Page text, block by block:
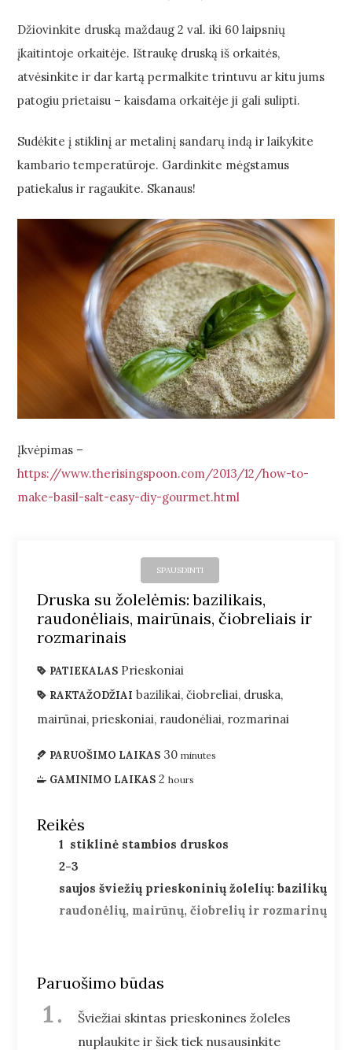
Džiovinkite druską maždaug 2 val. iki 60 laipsnių
įkaitintoje orkaitėje. Ištraukę druską iš orkaitės,
atvėsinkite ir dar kartą permalkite trintuvu ar kitu jums
patogiu prietaisu – kaisdama orkaitėje ji gali sulipti.
Sudėkite į stiklinį ar metalinį sandarų indą ir laikykite
kambario temperatūroje. Gardinkite mėgstamus
patiekalus ir ragaukite. Skanaus!
Įkvėpimas –
https://www.therisingspoon.com/2013/12/how-to-
make-basil-salt-easy-diy-gourmet.html
SPAUSDINTI
Druska su žolelėmis: bazilikais,
raudonėliais, mairūnais, čiobreliais ir
rozmarinais
PATIEKALAS Prieskoniai
RAKTAŽODŽIAI bazilikai, čiobreliai, druska,
mairūnai, prieskoniai, raudonėliai, rozmarinai
PARUOŠIMO LAIKAS 30 minutes
GAMINIMO LAIKAS 2 hours
Reikės
1 stiklinė stambios druskos
2-3
saujos šviežių prieskoninių žolelių: bazilikų
raudonėlių, mairūnų, čiobrelių ir rozmarinų
Paruošimo būdas
Šviežiai skintas prieskonines žoleles
nuplaukite ir šiek tiek nusausinkite